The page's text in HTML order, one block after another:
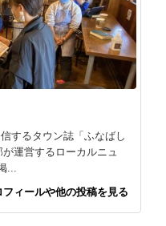
するタウン誌「ふなばし
運営するローカルニュ
...
ィールや他の投稿を見る